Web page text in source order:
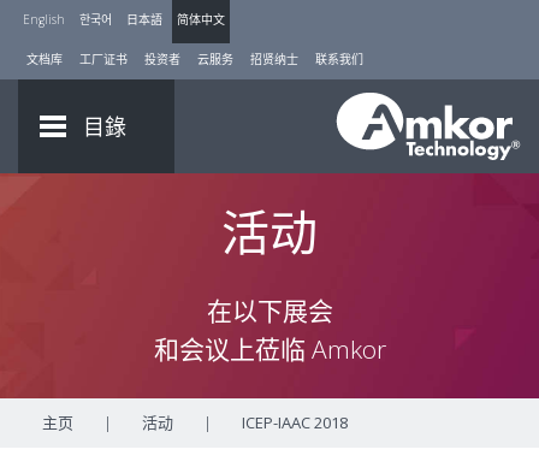
English 한국어 日本語 简体中文
文档库 工厂证书 投资者 云服务 招贤纳士 联系我们
目錄
活动
在以下展会
和会议上莅临 Amkor
主页 | 活动 | ICEP-IAAC 2018